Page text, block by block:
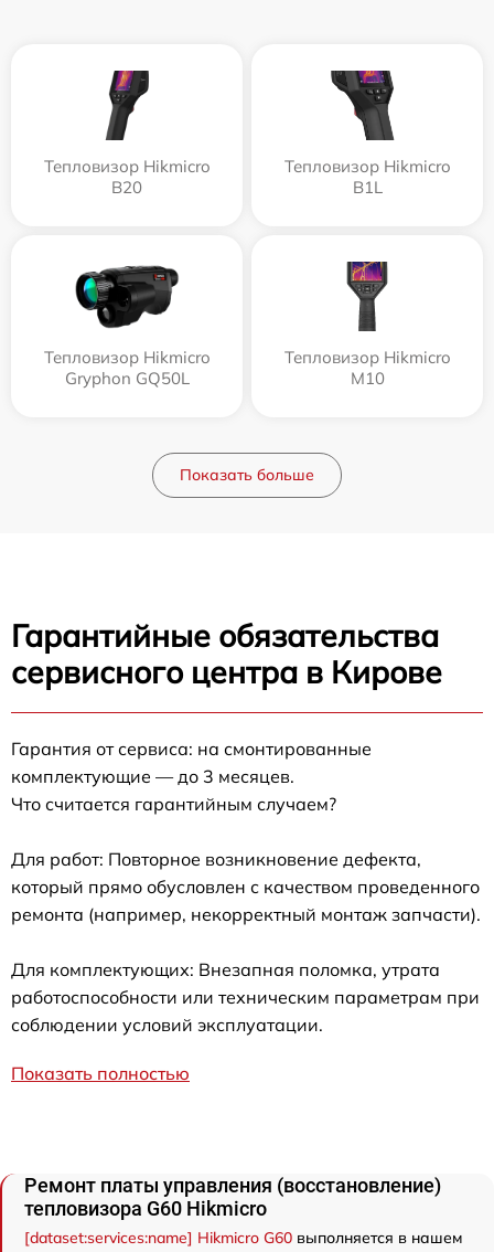
Тепловизор Hikmicro
B20
Тепловизор Hikmicro
B1L
Тепловизор Hikmicro
Gryphon GQ50L
Тепловизор Hikmicro
M10
Показать больше
Гарантийные обязательства
сервисного центра в Кирове
Гарантия от сервиса: на смонтированные
комплектующие — до 3 месяцев.
Что считается гарантийным случаем?
Для работ: Повторное возникновение дефекта,
который прямо обусловлен с качеством проведенного
ремонта (например, некорректный монтаж запчасти).
Для комплектующих: Внезапная поломка, утрата
работоспособности или техническим параметрам при
соблюдении условий эксплуатации.
Показать полностью
Ремонт платы управления (восстановление)
тепловизора G60 Hikmicro
[dataset:services:name] Hikmicro G60 выполняется в нашем